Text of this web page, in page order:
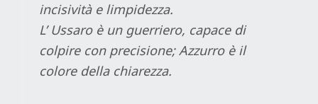
incisività e limpidezza.
L’ Ussaro è un guerriero, capace di
colpire con precisione; Azzurro è il
colore della chiarezza.